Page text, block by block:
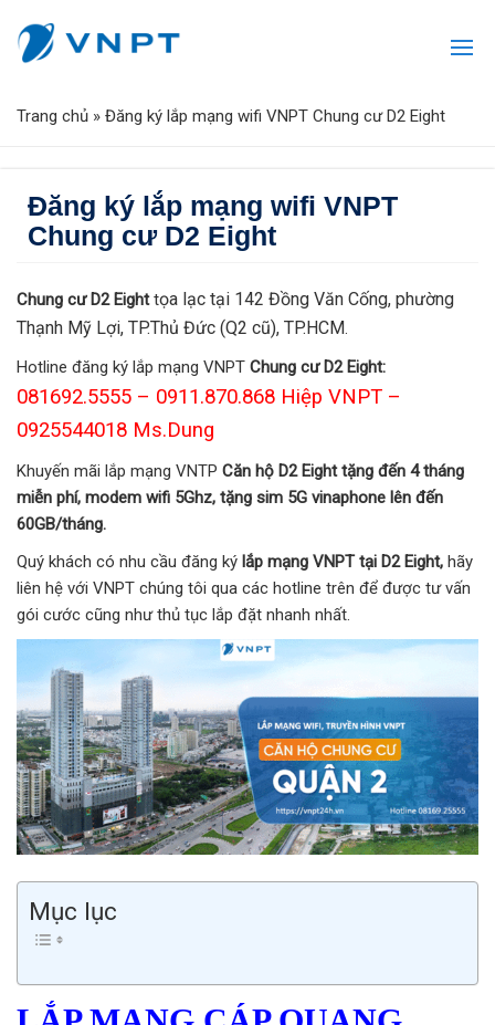
Trang chủ » Đăng ký lắp mạng wifi VNPT Chung cư D2 Eight
Đăng ký lắp mạng wifi VNPT
Chung cư D2 Eight
Chung cư D2 Eighttọa lạc tại 142 Đồng Văn Cống, phường
Thạnh Mỹ Lợi, TP.Thủ Đức (Q2 cũ), TP.HCM
Hotline đăng ký lắp mạng VNPT Chung cư D2 Eight:
081692.5555 – 0911.870.868 Hiệp VNPT –
0925544018 Ms.Dung
Khuyến mãi lắp mạng VNTP Căn hộ D2 Eighttặng đến 4 tháng
miễn phí, modem wifi 5Ghz, tặng sim 5G vinaphone lên đến
60GB/tháng.
Quý khách có nhu cầu đăng ký lắp mạng VNPT tại D2 Eight, hãy
liên hệ với VNPT chúng tôi qua các hotline trên để được tư vấn
gói cước cũng như thủ tục lắp đặt nhanh nhất.
Mục lục